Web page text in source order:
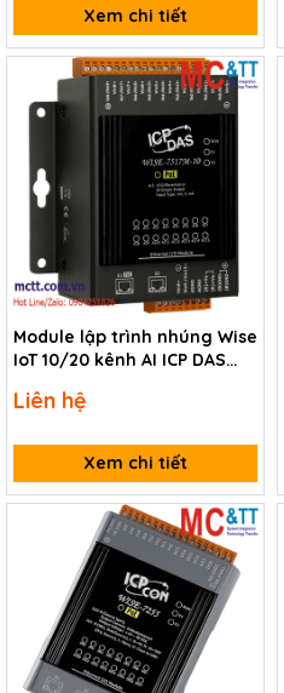
Xem chi tiết
Module lập trình nhúng Wise
IoT 10/20 kênh AI ICP DAS
Liên hệ
Xem chi tiết